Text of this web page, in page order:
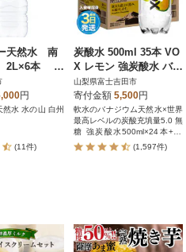
天然水 南
2L×6本 ペ
白州の水
円
然水 水の山 白州
(11件)
炭酸水 500ml 35本 VO
X レモン 強炭酸水 バナ
ジウム 1ケース 入金確
認後最短3日発送
山梨県富士吉田市
寄付金額 5,500円
軟水のバナジウム天然水×世界
最高レベルの炭酸充填量5.0 無
糖 強炭酸水500ml×24本+11
本!
(1,597件)